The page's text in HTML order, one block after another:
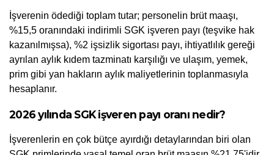
İşverenin ödediği toplam tutar; personelin brüt maaşı,
%15,5 oranındaki indirimli SGK işveren payı (teşvike hak
kazanılmışsa), %2 işsizlik sigortası payı, ihtiyatlılık gereği
ayrılan aylık kıdem tazminatı karşılığı ve ulaşım, yemek,
prim gibi yan hakların aylık maliyetlerinin toplanmasıyla
hesaplanır.
2026 yılında SGK işveren payı oranı nedir?
İşverenlerin en çok bütçe ayırdığı detaylarından biri olan